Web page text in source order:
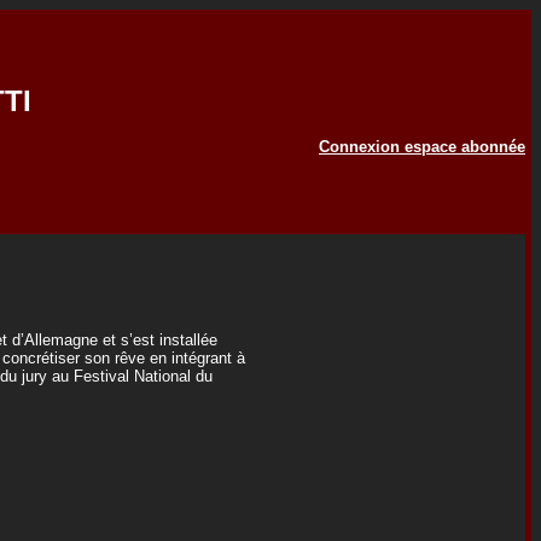
Connexion espace abonnée
et s’est installée
son rêve en intégrant à
jury au Festival National du